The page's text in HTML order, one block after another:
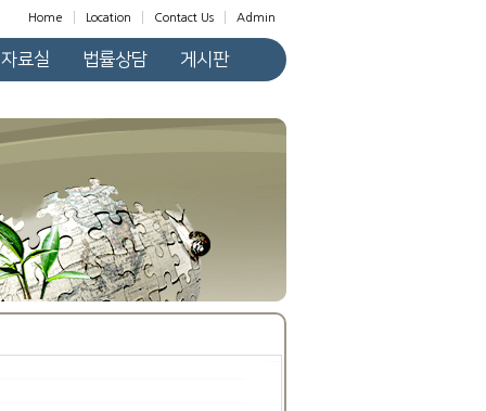
Home Location Contact Us Admin
자료실 법률상담 게시판